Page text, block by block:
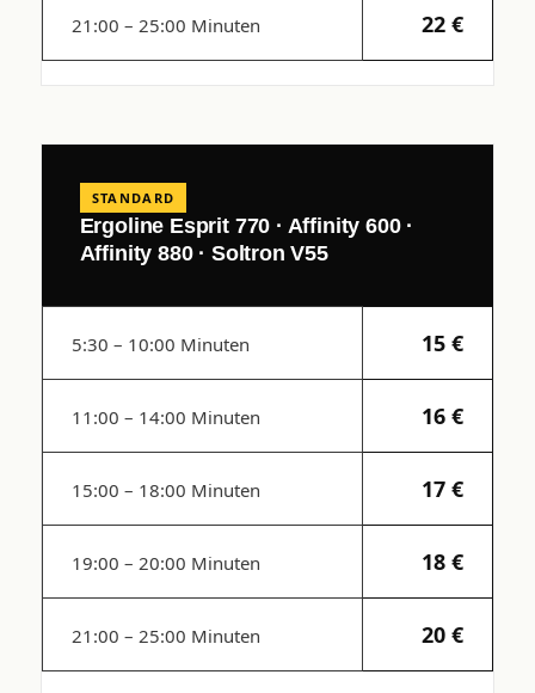
21:00 – 25:00 Minuten 22 €
STANDARD
Ergoline Esprit 770 · Affinity 600 ·
Affinity 880 · Soltron V55
5:30 – 10:00 Minuten 15 €
11:00 – 14:00 Minuten 16 €
15:00 – 18:00 Minuten 17 €
19:00 – 20:00 Minuten 18 €
21:00 – 25:00 Minuten 20 €